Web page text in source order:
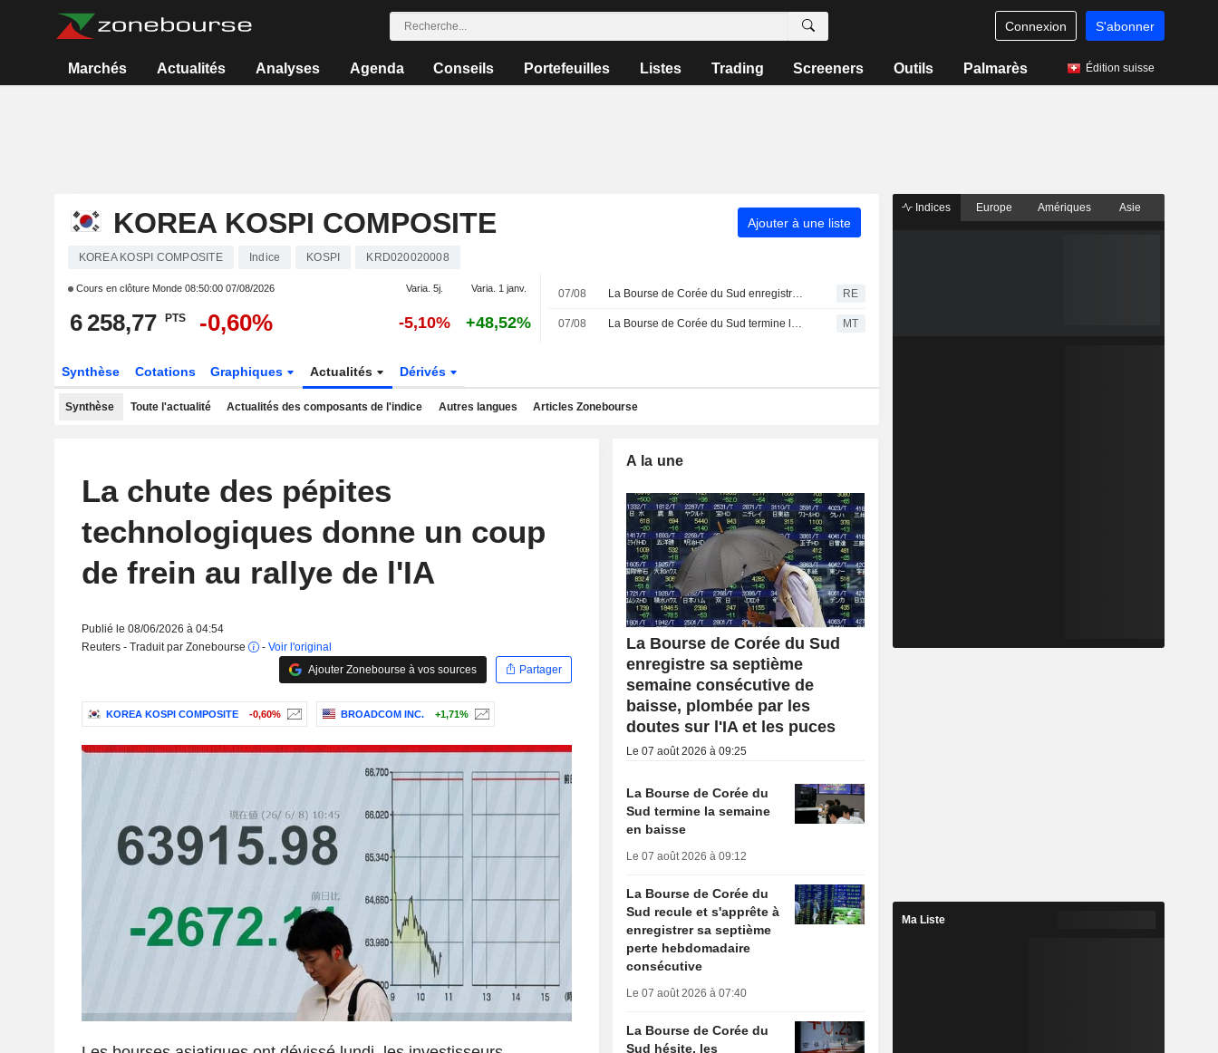
Connexion S'abonner
Marchés Actualités Analyses Agenda Conseils Portefeuilles Listes Trading Screeners Outils Palmarès Édition suisse
KOREA KOSPI COMPOSITE Ajouter à une liste
KOREA KOSPI COMPOSITE Indice KOSPI KRD020020008
Cours en clôture Monde 08:50:00 07/08/2026 Varia. 5j. Varia. 1 janv.
6 258,77 PTS -0,60% -5,10% +48,52%
07/08 La Bourse de Corée du Sud enregistre sa septième semaine consécutive de baisse, plombée par les doutes sur l'IA et les puces RE
07/08 La Bourse de Corée du Sud termine la semaine en baisse MT
Synthèse Cotations Graphiques Actualités Dérivés
Synthèse Toute l'actualité Actualités des composants de l'indice Autres langues Articles Zonebourse
La chute des pépites
technologiques donne un coup
de frein au rallye de l'IA
Publié le 08/06/2026 à 04:54
Reuters - Traduit par Zonebourse
- Voir l'original
Ajouter Zonebourse à vos sources
Partager
KOREA KOSPI COMPOSITE -0,60% BROADCOM INC. +1,71%
A la une
La Bourse de Corée du Sud
enregistre sa septième
semaine consécutive de
baisse, plombée par les
doutes sur l'IA et les puces
Le 07 août 2026 à 09:25
La Bourse de Corée du
Sud termine la semaine
en baisse
Le 07 août 2026 à 09:12
La Bourse de Corée du
Sud recule et s'apprête à
enregistrer sa septième
perte hebdomadaire
consécutive
Le 07 août 2026 à 07:40
La Bourse de Corée du
Sud hésite, les
Indices Europe Amériques Asie
Ma Liste